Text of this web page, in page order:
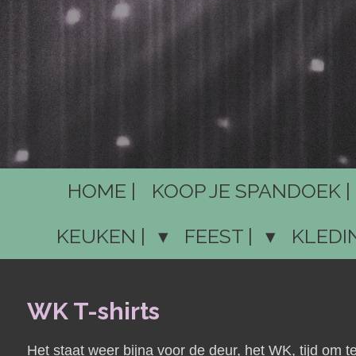
HOME | KOOP JE SPANDOEK |
KEUKEN |
FEEST |
WK T-shirts
Het staat weer bijna voor de deur, het WK, tijd om